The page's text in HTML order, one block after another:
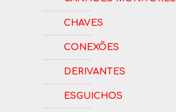
Chaves
Conexões
Derivantes
Esguichos